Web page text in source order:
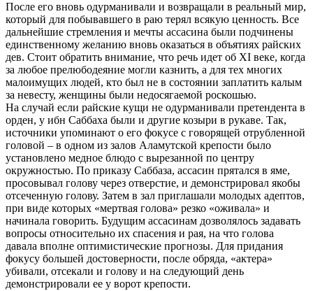
После его вновь одурманивали и возвращали в реальный мир,
который для побывавшего в раю терял всякую ценность. Все
дальнейшие стремления и мечты ассасина были подчинены
единственному желанию вновь оказаться в объятиях райских
дев. Стоит обратить внимание, что речь идет об XI веке, когда
за любое прелюбодеяние могли казнить, а для тех многих
малоимущих людей, кто был не в состоянии заплатить калым
за невесту, женщины были недосягаемой роскошью.
На случай если райские кущи не одурманивали претендента в
орден, у ибн Саббаха были и другие козыри в рукаве. Так,
источники упоминают о его фокусе с говорящей отрубленной
головой – в одном из залов Аламутской крепости было
установлено медное блюдо с вырезанной по центру
окружностью. По приказу Саббаза, ассасин прятался в яме,
просовывал голову через отверстие, и демонстрировал якобы
отсеченную голову. Затем в зал приглашали молодых адептов,
при виде которых «мертвая голова» резко «оживала» и
начинала говорить. Будущим ассасинам дозволялось задавать
вопросы относительно их спасения и рая, на что голова
давала вполне оптимистические прогнозы. Для придания
фокусу большей достоверности, после обряда, «актера»
убивали, отсекали и голову и на следующий день
демонстрировали ее у ворот крепости.